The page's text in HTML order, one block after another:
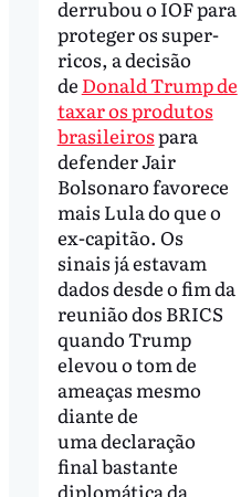
derrubou o IOF para
proteger os super-
ricos, a decisão
de Donald Trump de
taxar os produtos
brasileirospara
defender Jair
Bolsonaro favorece
mais Lula do que o
ex-capitão. Os
sinais já estavam
dados desde o fim da
reunião dos BRICS
quando Trump
elevou o tom de
ameaças mesmo
diante de
uma declaração
final bastante
diplomática da